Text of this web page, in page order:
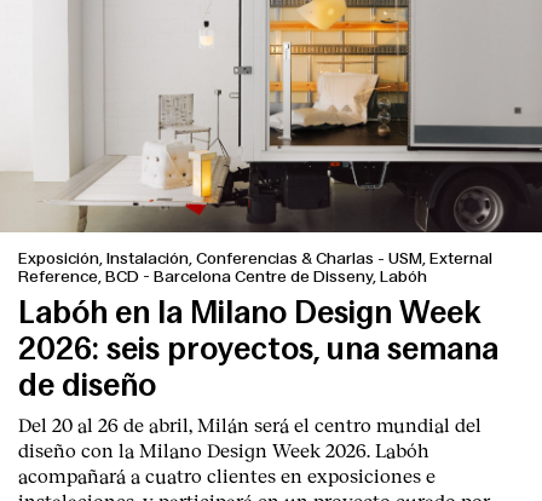
Exposición, Instalación, Conferencias & Charlas - USM, External
Reference, BCD - Barcelona Centre de Disseny, Labóh
Labóh en la Milano Design Week
2026: seis proyectos, una semana
de diseño
Del 20 al 26 de abril, Milán será el centro mundial del
diseño con la Milano Design Week 2026. Labóh
acompañará a cuatro clientes en exposiciones e